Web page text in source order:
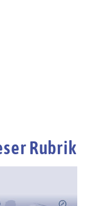
Rubrik